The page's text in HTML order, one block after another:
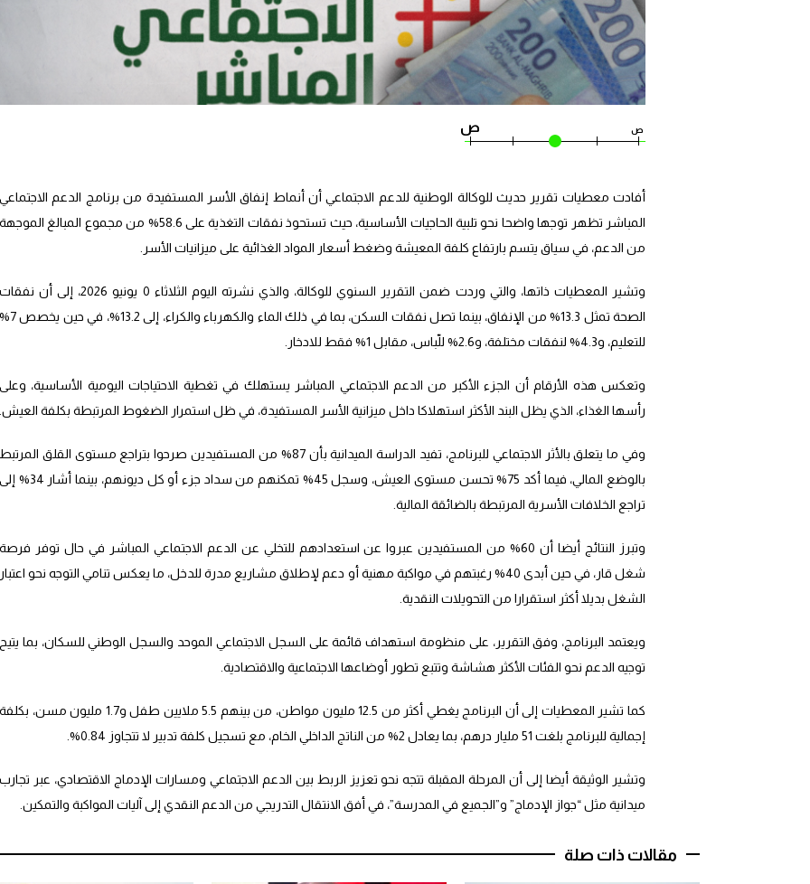
ص ص
أفادت معطيات تقرير حديث للوكالة الوطنية للدعم الاجتماعي أن أنماط إنفاق الأسر المستفيدة من برنامج الدعم الاجتماعي
المباشر تظهر توجها واضحا نحو تلبية الحاجيات الأساسية، حيث تستحوذ نفقات التغذية على 58.6% من مجموع المبالغ الموجهة
من الدعم، في سياق يتسم بارتفاع كلفة المعيشة وضغط أسعار المواد الغذائية على ميزانيات الأسر.
وتشير المعطيات ذاتها، والتي وردت ضمن التقرير السنوي للوكالة، والذي نشرته اليوم الثلاثاء 0 يونيو 2026، إلى أن نفقات
الصحة تمثل 13.3% من الإنفاق، بينما تصل نفقات السكن، بما في ذلك الماء والكهرباء والكراء، إلى 13.2%، في حين يخصص 7%
للتعليم، و4.3% لنفقات مختلفة، و2.6% للّباس، مقابل 1% فقط للادخار.
وتعكس هذه الأرقام أن الجزء الأكبر من الدعم الاجتماعي المباشر يستهلك في تغطية الاحتياجات اليومية الأساسية، وعلى
رأسها الغذاء، الذي يظل البند الأكثر استهلاكا داخل ميزانية الأسر المستفيدة، في ظل استمرار الضغوط المرتبطة بكلفة العيش.
وفي ما يتعلق بالأثر الاجتماعي للبرنامج، تفيد الدراسة الميدانية بأن 87% من المستفيدين صرحوا بتراجع مستوى القلق المرتبط
بالوضع المالي، فيما أكد 75% تحسن مستوى العيش، وسجل 45% تمكنهم من سداد جزء أو كل ديونهم، بينما أشار 34% إلى
تراجع الخلافات الأسرية المرتبطة بالضائقة المالية.
وتبرز النتائج أيضا أن 60% من المستفيدين عبروا عن استعدادهم للتخلي عن الدعم الاجتماعي المباشر في حال توفر فرصة
شغل قار، في حين أبدى 40% رغبتهم في مواكبة مهنية أو دعم لإطلاق مشاريع مدرة للدخل، ما يعكس تنامي التوجه نحو اعتبار
الشغل بديلا أكثر استقرارا من التحويلات النقدية.
ويعتمد البرنامج، وفق التقرير، على منظومة استهداف قائمة على السجل الاجتماعي الموحد والسجل الوطني للسكان، بما يتيح
توجيه الدعم نحو الفئات الأكثر هشاشة وتتبع تطور أوضاعها الاجتماعية والاقتصادية.
كما تشير المعطيات إلى أن البرنامج يغطي أكثر من 12.5 مليون مواطن، من بينهم 5.5 ملايين طفل و1.7 مليون مسن، بكلفة
إجمالية للبرنامج بلغت 51 مليار درهم، بما يعادل 2% من الناتج الداخلي الخام، مع تسجيل كلفة تدبير لا تتجاوز 0.84%.
وتشير الوثيقة أيضا إلى أن المرحلة المقبلة تتجه نحو تعزيز الربط بين الدعم الاجتماعي ومسارات الإدماج الاقتصادي، عبر تجارب
ميدانية مثل “جواز الإدماج” و”الجميع في المدرسة”، في أفق الانتقال التدريجي من الدعم النقدي إلى آليات المواكبة والتمكين.
مقالات ذات صلة